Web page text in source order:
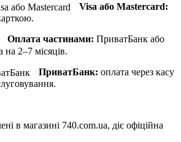
Visa або Mastercard:
Оплата частинами: ПриватБанк або
на 2–7 місяців.
ПриватБанк: оплата через касу
в магазині 740.com.ua, діє офіційна